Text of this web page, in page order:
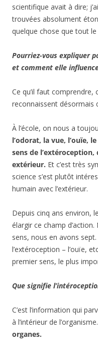
scientifique avait à dire;
trouvées absolument
quelque chose que tout
Pourriez-vous expliquer
et comment elle
Ce qu’il faut comprendre,
reconnaissent désormais
À l’école, on nous a
l’odorat, la vue, l’ouïe,
sens de l’extéroception,
extérieur. Et c’est très
science s’est plutôt
humain avec l’extérieur.
Depuis cinq ans environ,
élargir ce champ
sens, nous en avons sept.
l’extéroception – l’ouïe,
premier sens, le plus
Que signifie
C’est l’information qui
à l’intérieur de l’organisme.
organes.